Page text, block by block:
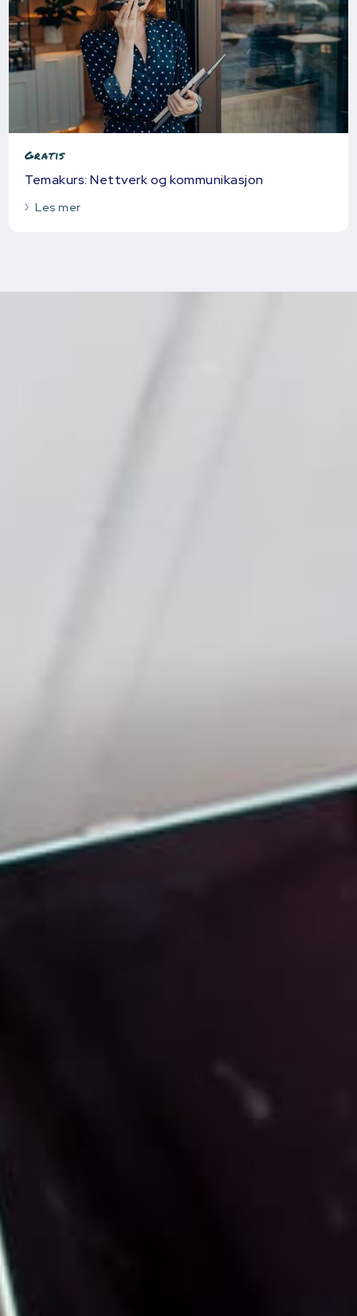
Temakurs: Nettverk og kommunikasjon
Gratis
Les mer